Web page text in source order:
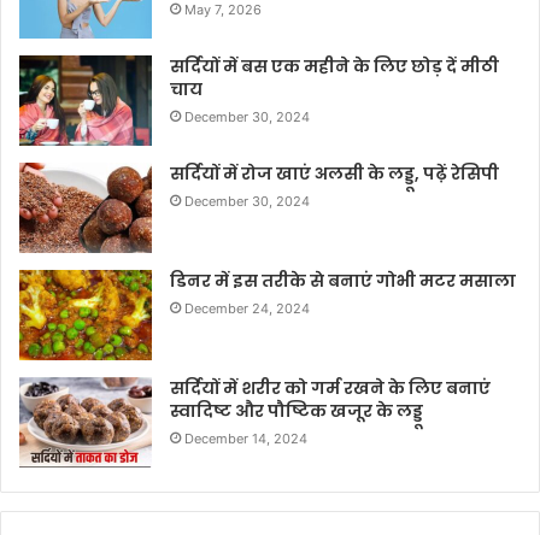
May 7, 2026
सर्दियों में बस एक महीने के लिए छोड़ दें मीठी
चाय
December 30, 2024
सर्दियों में रोज खाएं अलसी के लड्डू, पढ़ें रेसिपी
December 30, 2024
डिनर में इस तरीके से बनाएं गोभी मटर मसाला
December 24, 2024
सर्दियों में शरीर को गर्म रखने के लिए बनाएं
स्वादिष्ट और पौष्टिक खजूर के लड्डू
December 14, 2024